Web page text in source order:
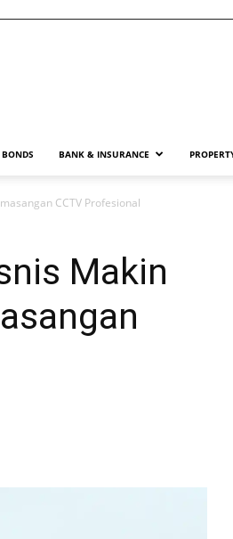
BONDS BANK & INSURANCE
CCTV Profesional
Makin